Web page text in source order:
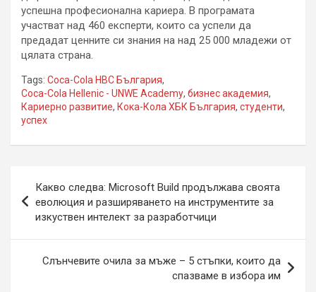
успешна професионална кариера. В програмата
участват над 460 експерти, които са успели да
предадат ценните си знания на над 25 000 младежи от
цялата страна.
Tags: Coca-Cola HBC България,
Coca-Cola Hellenic - UNWE Academy, бизнес академия,
Кариерно развитие, Кока-Кола ХБК България, студенти,
успех
Какво следва: Microsoft Build продължава своята
еволюция и разширяването на инструментите за
изкуствен интелект за разработчици
Слънчевите очила за мъже – 5 стъпки, които да
спазваме в избора им